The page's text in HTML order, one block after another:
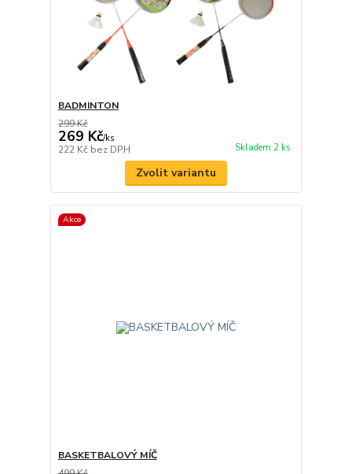
BADMINTON
299 Kč
269 Kč/ks
222 Kč bez DPH Skladem 2 ks
Zvolit variantu
Akce
BASKETBALOVÝ MÍČ